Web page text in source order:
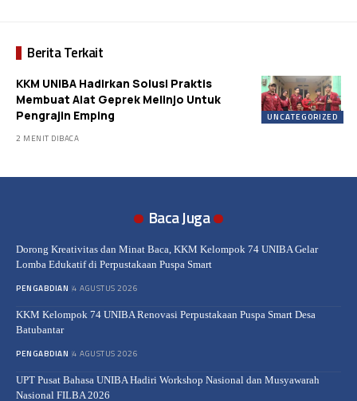
Berita Terkait
UNCATEGORIZED
KKM UNIBA Hadirkan Solusi Praktis
Membuat Alat Geprek Melinjo Untuk
Pengrajin Emping
2 MENIT DIBACA
Baca Juga
Dorong Kreativitas dan Minat Baca, KKM Kelompok 74 UNIBA Gelar
Lomba Edukatif di Perpustakaan Puspa Smart
PENGABDIAN 4 AGUSTUS 2026
KKM Kelompok 74 UNIBA Renovasi Perpustakaan Puspa Smart Desa
Batubantar
PENGABDIAN 4 AGUSTUS 2026
UPT Pusat Bahasa UNIBA Hadiri Workshop Nasional dan Musyawarah
Nasional FILBA 2026